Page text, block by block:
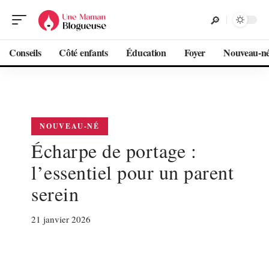
Conseils Côté enfants Éducation Foyer Nouveau-
NOUVEAU-NÉ
Écharpe de portage :
l’essentiel pour un parent
serein
21 janvier 2026